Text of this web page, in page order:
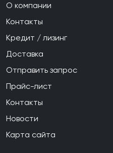
О компании
Контакты
Кредит / лизинг
Доставка
Отправить запрос
Прайс-лист
Контакты
Новости
Карта сайта